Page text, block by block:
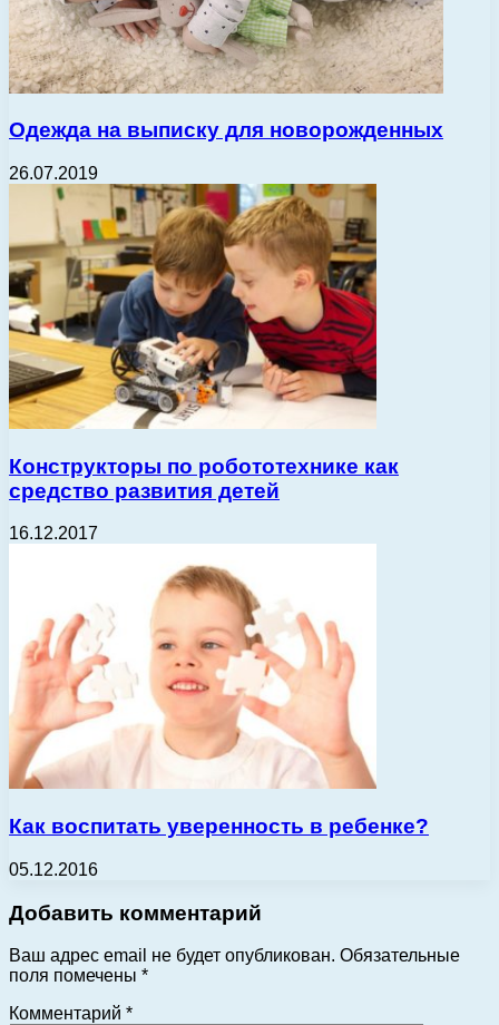
Одежда на выписку для новорожденных
26.07.2019
Конструкторы по робототехнике как
средство развития детей
16.12.2017
Как воспитать уверенность в ребенке?
05.12.2016
Добавить комментарий
Ваш адрес email не будет опубликован. Обязательные
поля помечены *
Комментарий *